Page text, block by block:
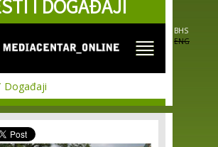
Skip to
main I DOGAĐAJI
BHS
ENG
Događaji